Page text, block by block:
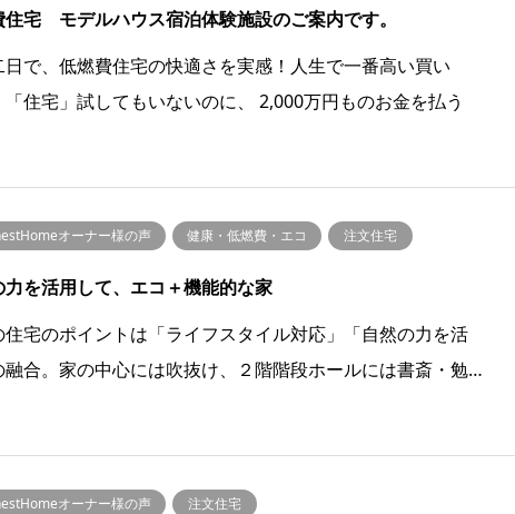
住宅 モデルハウス宿泊体験施設のご案内です。
日で、低燃費住宅の快適さを実感！人生で一番高い買い
住宅」試してもいないのに、 2,000万円ものお金を払う
オーナー様の声 健康・低燃費・エコ 注文住宅
力を活用して、エコ＋機能的な家
住宅のポイントは「ライフスタイル対応」「自然の力を活
融合。家の中心には吹抜け、２階階段ホールには書斎・勉…
オーナー様の声 注文住宅